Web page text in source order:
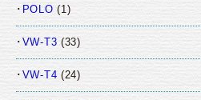
POLO (1)
VW-T3 (33)
VW-T4 (24)